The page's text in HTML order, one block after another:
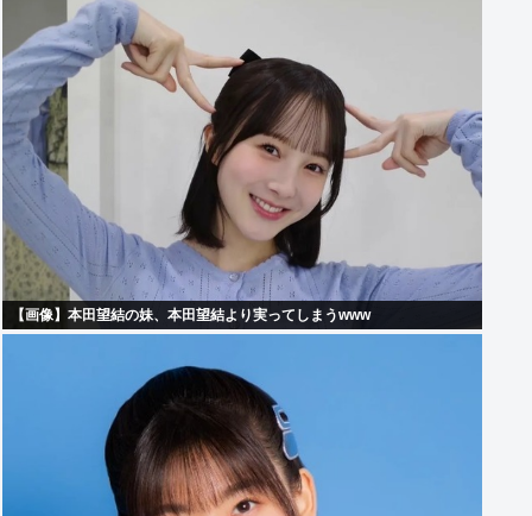
【画像】本田望結の妹、本田望結より実ってしまうwww